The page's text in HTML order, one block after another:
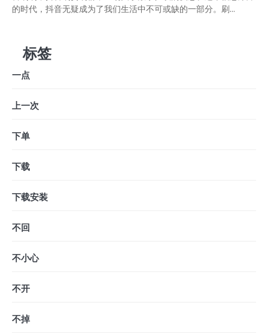
的时代，抖音无疑成为了我们生活中不可或缺的一部分。刷...
标签
一点
上一次
下单
下载
下载安装
不回
不小心
不开
不掉